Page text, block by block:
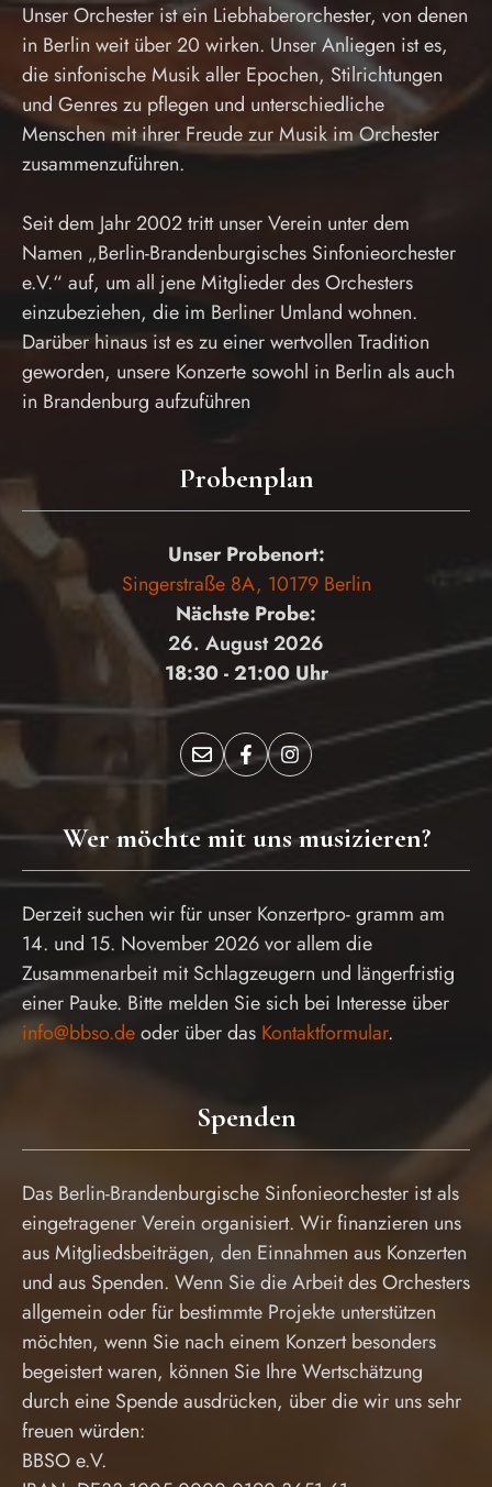
Unser Orchester ist ein Liebhaberorchester, von denen
in Berlin weit über 20 wirken. Unser Anliegen ist es,
die sinfonische Musik aller Epochen, Stilrichtungen
und Genres zu pflegen und unterschiedliche
Menschen mit ihrer Freude zur Musik im Orchester
zusammenzuführen.
Seit dem Jahr 2002 tritt unser Verein unter dem
Namen „Berlin-Brandenburgisches Sinfonieorchester
e.V.“ auf, um all jene Mitglieder des Orchesters
einzubeziehen, die im Berliner Umland wohnen.
Darüber hinaus ist es zu einer wertvollen Tradition
geworden, unsere Konzerte sowohl in Berlin als auch
in Brandenburg aufzuführen
Probenplan
Unser Probenort:
Singerstraße 8A, 10179 Berlin
Nächste Probe:
26. August 2026
18:30 - 21:00 Uhr
Wer möchte mit uns musizieren?
Derzeit suchen wir für unser Konzertpro- gramm am
14. und 15. November 2026 vor allem die
Zusammenarbeit mit Schlagzeugern und längerfristig
einer Pauke. Bitte melden Sie sich bei Interesse über
info@bbso.deoder über das Kontaktformular.
Spenden
Das Berlin-Brandenburgische Sinfonieorchester ist als
eingetragener Verein organisiert. Wir finanzieren uns
aus Mitgliedsbeiträgen, den Einnahmen aus Konzerten
und aus Spenden. Wenn Sie die Arbeit des Orchesters
allgemein oder für bestimmte Projekte unterstützen
möchten, wenn Sie nach einem Konzert besonders
begeistert waren, können Sie Ihre Wertschätzung
durch eine Spende ausdrücken, über die wir uns sehr
freuen würden:
BBSO e.V.